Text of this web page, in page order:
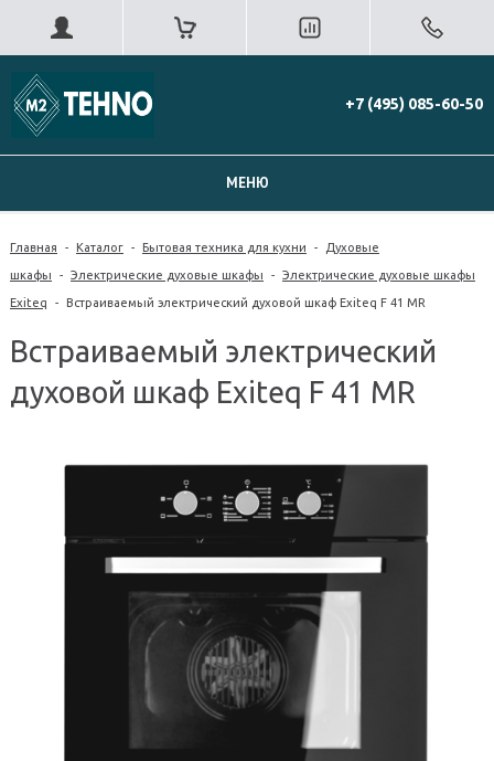
+7 (495) 085-60-50
МЕНЮ
Главная - Каталог - Бытовая техника для кухни - Духовые
шкафы - Электрические духовые шкафы - Электрические духовые шкафы
Exiteq - Встраиваемый электрический духовой шкаф Exiteq F 41 MR
Встраиваемый электрический
духовой шкаф Exiteq F 41 MR